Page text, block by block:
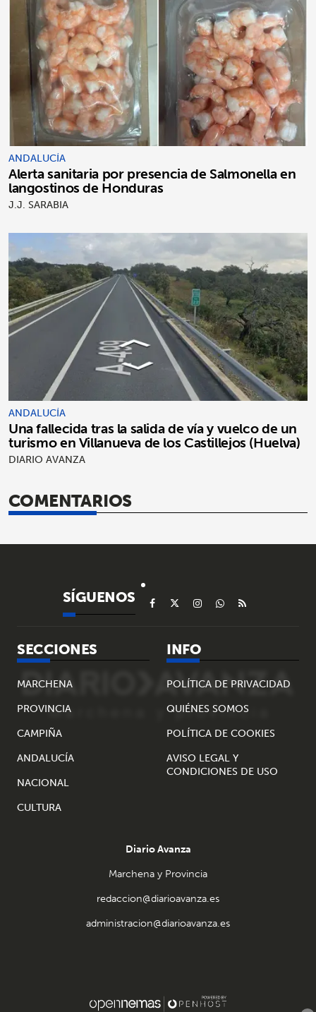
ANDALUCÍA
Alerta sanitaria por presencia de Salmonella en
langostinos de Honduras
J.J. SARABIA
ANDALUCÍA
Una fallecida tras la salida de vía y vuelco de un
turismo en Villanueva de los Castillejos (Huelva)
DIARIO AVANZA
COMENTARIOS
SÍGUENOS
SECCIONES
MARCHENA
PROVINCIA
CAMPIÑA
ANDALUCÍA
NACIONAL
CULTURA
INFO
POLÍTICA DE PRIVACIDAD
QUIÉNES SOMOS
POLÍTICA DE COOKIES
AVISO LEGAL Y
CONDICIONES DE USO
Diario Avanza
Marchena y Provincia
redaccion@diarioavanza.es
administracion@diarioavanza.es